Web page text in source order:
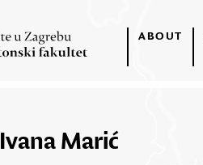
ABOUT
Ivana Marić